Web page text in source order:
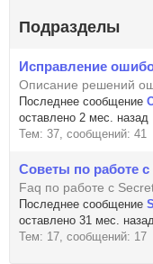
Подразделы
Исправление
Описание решений
Последнее сообщение
оставлено 2 мес. назад
Тем: 37, сообщений: 41
Советы по работе
Faq по работе с
Последнее сообщение
оставлено 31 мес.
Тем: 17, сообщений: 17